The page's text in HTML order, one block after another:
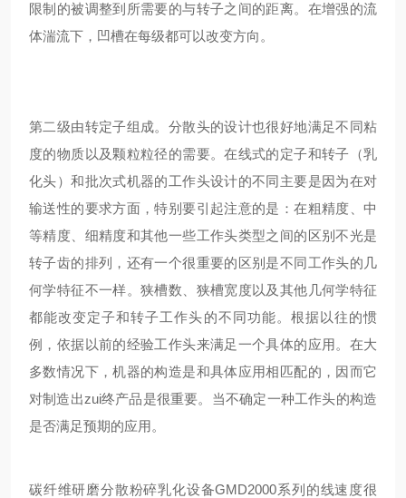
限制的被调整到所需要的与转子之间的距离。在增强的流
体湍流下，凹槽在每级都可以改变方向。
第二级由转定子组成。分散头的设计也很好地满足不同粘
度的物质以及颗粒粒径的需要。在线式的定子和转子（乳
化头）和批次式机器的工作头设计的不同主要是因为在对
输送性的要求方面，特别要引起注意的是：在粗精度、中
等精度、细精度和其他一些工作头类型之间的区别不光是
转子齿的排列，还有一个很重要的区别是不同工作头的几
何学特征不一样。狭槽数、狭槽宽度以及其他几何学特征
都能改变定子和转子工作头的不同功能。根据以往的惯
例，依据以前的经验工作头来满足一个具体的应用。在大
多数情况下，机器的构造是和具体应用相匹配的，因而它
对制造出zui终产品是很重要。当不确定一种工作头的构造
是否满足预期的应用。
碳纤维研磨分散粉碎乳化设备GMD2000系列的线速度很